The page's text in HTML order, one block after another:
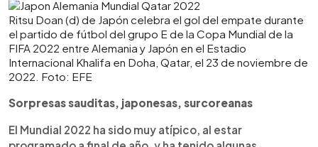
Ritsu Doan (d) de Japón celebra el gol del empate durante
el partido de fútbol del grupo E de la Copa Mundial de la
FIFA 2022 entre Alemania y Japón en el Estadio
Internacional Khalifa en Doha, Qatar, el 23 de noviembre de
2022. Foto: EFE
Sorpresas sauditas, japonesas, surcoreanas
El Mundial 2022 ha sido muy atípico, al estar